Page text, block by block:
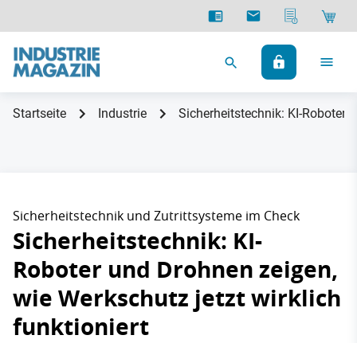
Startseite Industrie Sicherheitstechnik: KI-Roboter
Sicherheitstechnik und Zutrittsysteme im Check
Sicherheitstechnik: KI-
Roboter und Drohnen zeigen,
wie Werkschutz jetzt wirklich
funktioniert